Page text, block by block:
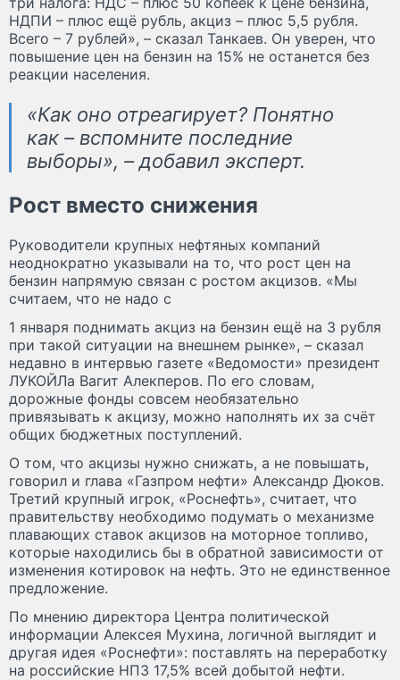
НДПИ – плюс ещё рубль, акциз – плюс 5,5 рубля.
Всего – 7 рублей», – сказал Танкаев. Он уверен, что
повышение цен на бензин на 15% не останется без
реакции населения.
«Как оно отреагирует? Понятно
как – вспомните последние
выборы», – добавил эксперт.
Рост вместо снижения
Руководители крупных нефтяных компаний
неоднократно указывали на то, что рост цен на
бензин напрямую связан с ростом акцизов. «Мы
считаем, что не надо с
1 января поднимать акциз на бензин ещё на 3 рубля
при такой ситуации на внешнем рынке», – сказал
недавно в интервью газете «Ведомости» президент
ЛУКОЙЛа Вагит Алекперов. По его словам,
дорожные фонды совсем необязательно
привязывать к акцизу, можно наполнять их за счёт
общих бюджетных поступлений.
О том, что акцизы нужно снижать, а не повышать,
говорил и глава «Газпром нефти» Александр Дюков.
Третий крупный игрок, «Роснефть», считает, что
правительству необходимо подумать о механизме
плавающих ставок акцизов на моторное топливо,
которые находились бы в обратной зависимости от
изменения котировок на нефть. Это не единственное
предложение.
По мнению директора Центра политической
информации Алексея Мухина, логичной выглядит и
другая идея «Роснефти»: поставлять на переработку
на российские НПЗ 17,5% всей добытой нефти.